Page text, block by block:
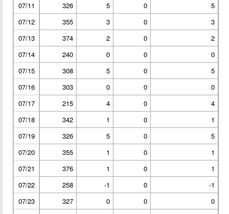
07/11
326 5 0
5
07/12
355 3 0
3
07/13
374 2 0
2
07/14
240 0 0
0
07/15
308 5 0
5
07/16
303 0 0
0
07/17
215 4 0
4
07/18
342 1 0
1
07/19
326 5 0
5
07/20
355 1 0
1
07/21
376 1 0
1
07/22
258 -1 0
-1
07/23
327 0 0
0